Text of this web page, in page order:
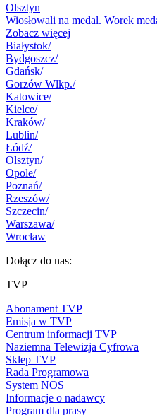
Olsztyn
Wiosłowali na medal. Worek
Zobacz więcej
Białystok/
Bydgoszcz/
Gdańsk/
Gorzów Wlkp./
Katowice/
Kielce/
Kraków/
Lublin/
Łódź/
Olsztyn/
Opole/
Poznań/
Rzeszów/
Szczecin/
Warszawa/
Wrocław
Dołącz do nas:
TVP
Abonament TVP
Emisja w TVP
Centrum informacji TVP
Naziemna Telewizja Cyfrowa
Sklep TVP
Rada Programowa
System NOS
Informacje o nadawcy
Program dla prasy